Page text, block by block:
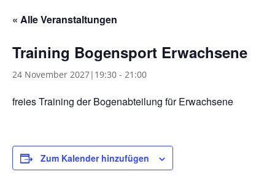
« Alle Veranstaltungen
Training Bogensport Erwachsene
24 November 2027|19:30 - 21:00
freies Training der Bogenabteilung für Erwachsene
Zum Kalender hinzufügen